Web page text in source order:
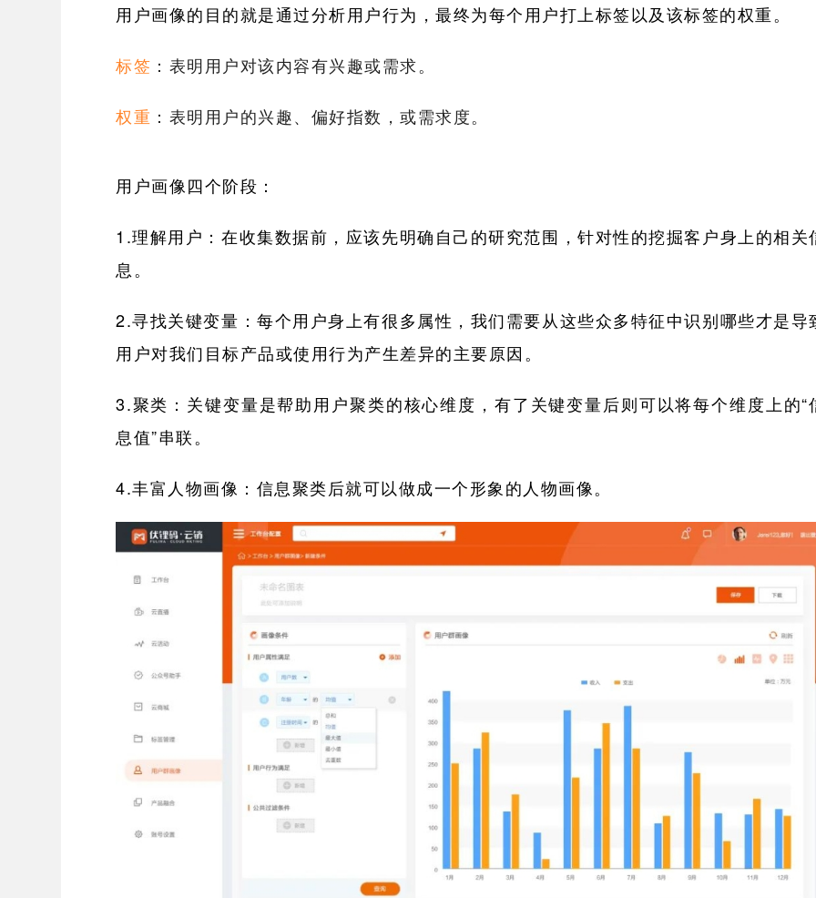
用户画像的目的就是通过分析用户行为，最终为每个用户打上标签以及该标签的权重。
标签 ：表明用户对该内容有兴趣或需求。
权重 ：表明用户的兴趣、偏好指数，或需求度。
用户画像四个阶段：
1.理解用户：在收集数据前，应该先明确自己的研究范围，针对性的挖掘客户身上的相关
息。
2.寻找关键变量：每个用户身上有很多属性，我们需要从这些众多特征中识别哪些才是导
用户对我们目标产品或使用行为产生差异的主要原因。
3.聚类：关键变量是帮助用户聚类的核心维度，有了关键变量后则可以将每个维度上的“
息值”串联。
4.丰富人物画像：信息聚类后就可以做成一个形象的人物画像。